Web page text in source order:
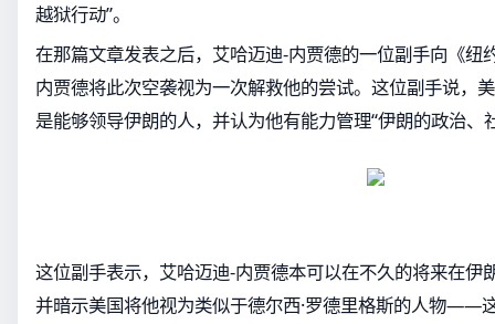
越狱行动”。
在那篇文章发表之后，艾哈迈迪-内贾德的一位副手向《纽
内贾德将此次空袭视为一次解救他的尝试。这位副手说，
是能够领导伊朗的人，并认为他有能力管理“伊朗的政治、
这位副手表示，艾哈迈迪-内贾德本可以在不久的将来在伊
并暗示美国将他视为类似于德尔西·罗德里格斯的人物——